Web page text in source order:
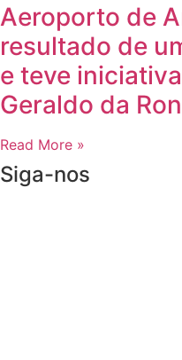
Aeroporto de
resultado de
e teve
Geraldo da
Read More »
Siga-nos